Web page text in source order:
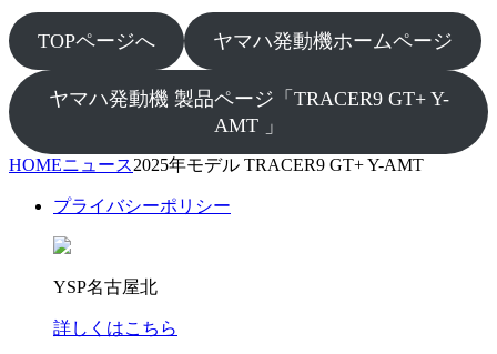
TOPページへ ヤマハ発動機ホームページ
ヤマハ発動機 製品ページ「TRACER9 GT+ Y-
AMT 」
HOMEニュース2025年モデル TRACER9 GT+ Y-AMT
プライバシーポリシー
YSP名古屋北
詳しくはこちら